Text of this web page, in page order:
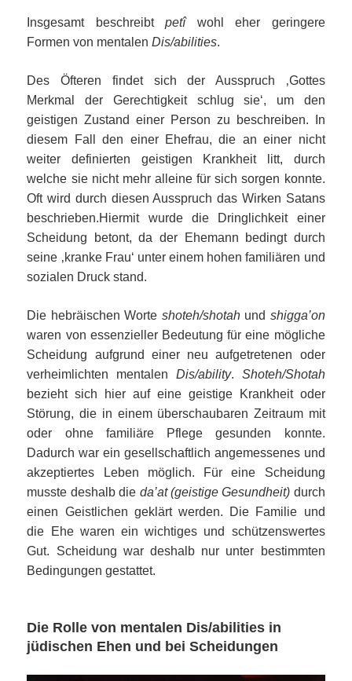
Insgesamt beschreibtpetîwohl eher geringere
Formen von mentalenDis/abilities.
Des Öfteren findet sich der Ausspruch ‚Gottes
Merkmal der Gerechtigkeit schlug sie‘, um den
geistigen Zustand einer Person zu beschreiben. In
diesem Fall den einer Ehefrau, die an einer nicht
weiter definierten geistigen Krankheit litt, durch
welche sie nicht mehr alleine für sich sorgen konnte.
Oft wird durch diesen Ausspruch das Wirken Satans
beschrieben.Hiermit wurde die Dringlichkeit einer
Scheidung betont, da der Ehemann bedingt durch
seine ‚kranke Frau‘ unter einem hohen familiären und
sozialen Druck stand.
Die hebräischen Worte shoteh/shotahund shigga’on
waren von essenzieller Bedeutung für eine mögliche
Scheidung aufgrund einer neu aufgetretenen oder
verheimlichten mentalen Dis/ability. Shoteh/Shotah
bezieht sich hier auf eine geistige Krankheit oder
Störung, die in einem überschaubaren Zeitraum mit
oder ohne familiäre Pflege gesunden konnte.
Dadurch war ein gesellschaftlich angemessenes und
akzeptiertes Leben möglich. Für eine Scheidung
musste deshalb die da’at (geistige Gesundheit) durch
einen Geistlichen geklärt werden. Die Familie und
die Ehe waren ein wichtiges und schützenswertes
Gut. Scheidung war deshalb nur unter bestimmten
Bedingungen gestattet.
Die Rolle von mentalen Dis/abilities in
jüdischen Ehen und bei Scheidungen